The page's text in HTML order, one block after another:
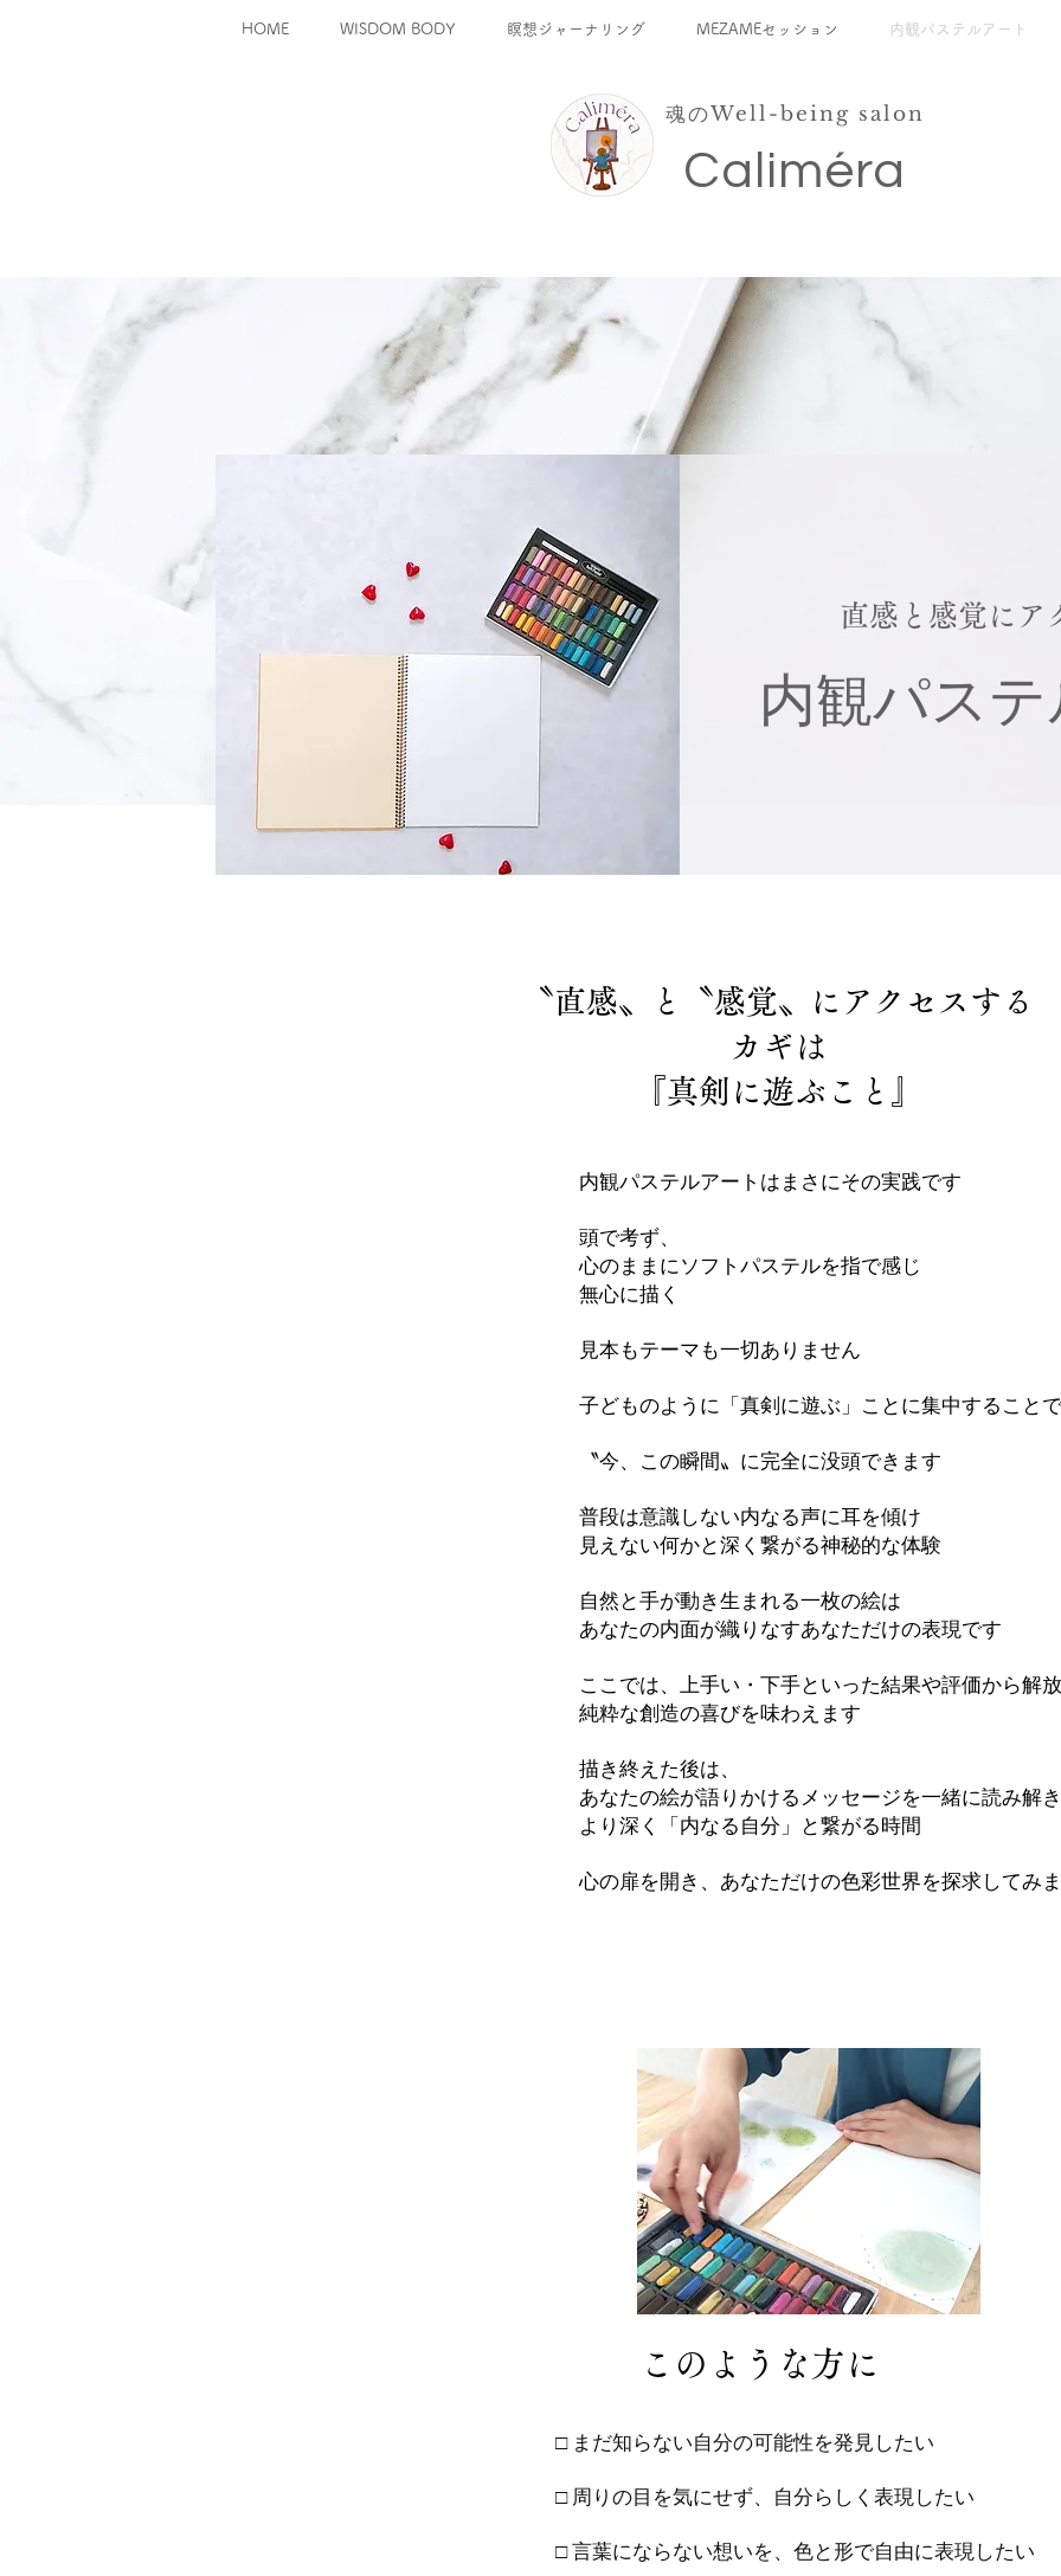
HOME WISDOM BODY 瞑想ジャーナリング MEZAMEセッション 内観パステルアート
​Caliméra
魂のWell-being salon
直感と感覚にア
内観パステ
〝直感〟と〝感覚〟にアクセスする
カギは
『真剣に遊ぶこと』
内観パステルアートはまさにその実践です
頭で考ず、
心のままにソフトパステルを指で感じ
無心に描く
見本もテーマも一切ありません
子どものように「真剣に遊ぶ」ことに集中することで
〝今、この瞬間〟に完全に没頭できます
普段は意識しない内なる声に耳を傾け
見えない何かと深く繋がる神秘的な体験
自然と手が動き生まれる一枚の絵は
あなたの内面が織りなすあなただけの表現です
ここでは、上手い・下手といった結果や評価から解
純粋な創造の喜びを味わえます
描き終えた後は、
あなたの絵が語りかけるメッセージを一緒に読み解き
より深く「内なる自分」と繋がる時間
心の扉を開き、あなただけの色彩世界を探求してみ
​このような方に
□ まだ知らない自分の可能性を発見したい
□ 周りの目を気にせず、自分らしく表現したい
□ 言葉にならない想いを、色と形で自由に表現したい